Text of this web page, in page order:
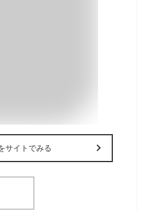
サイトでみる